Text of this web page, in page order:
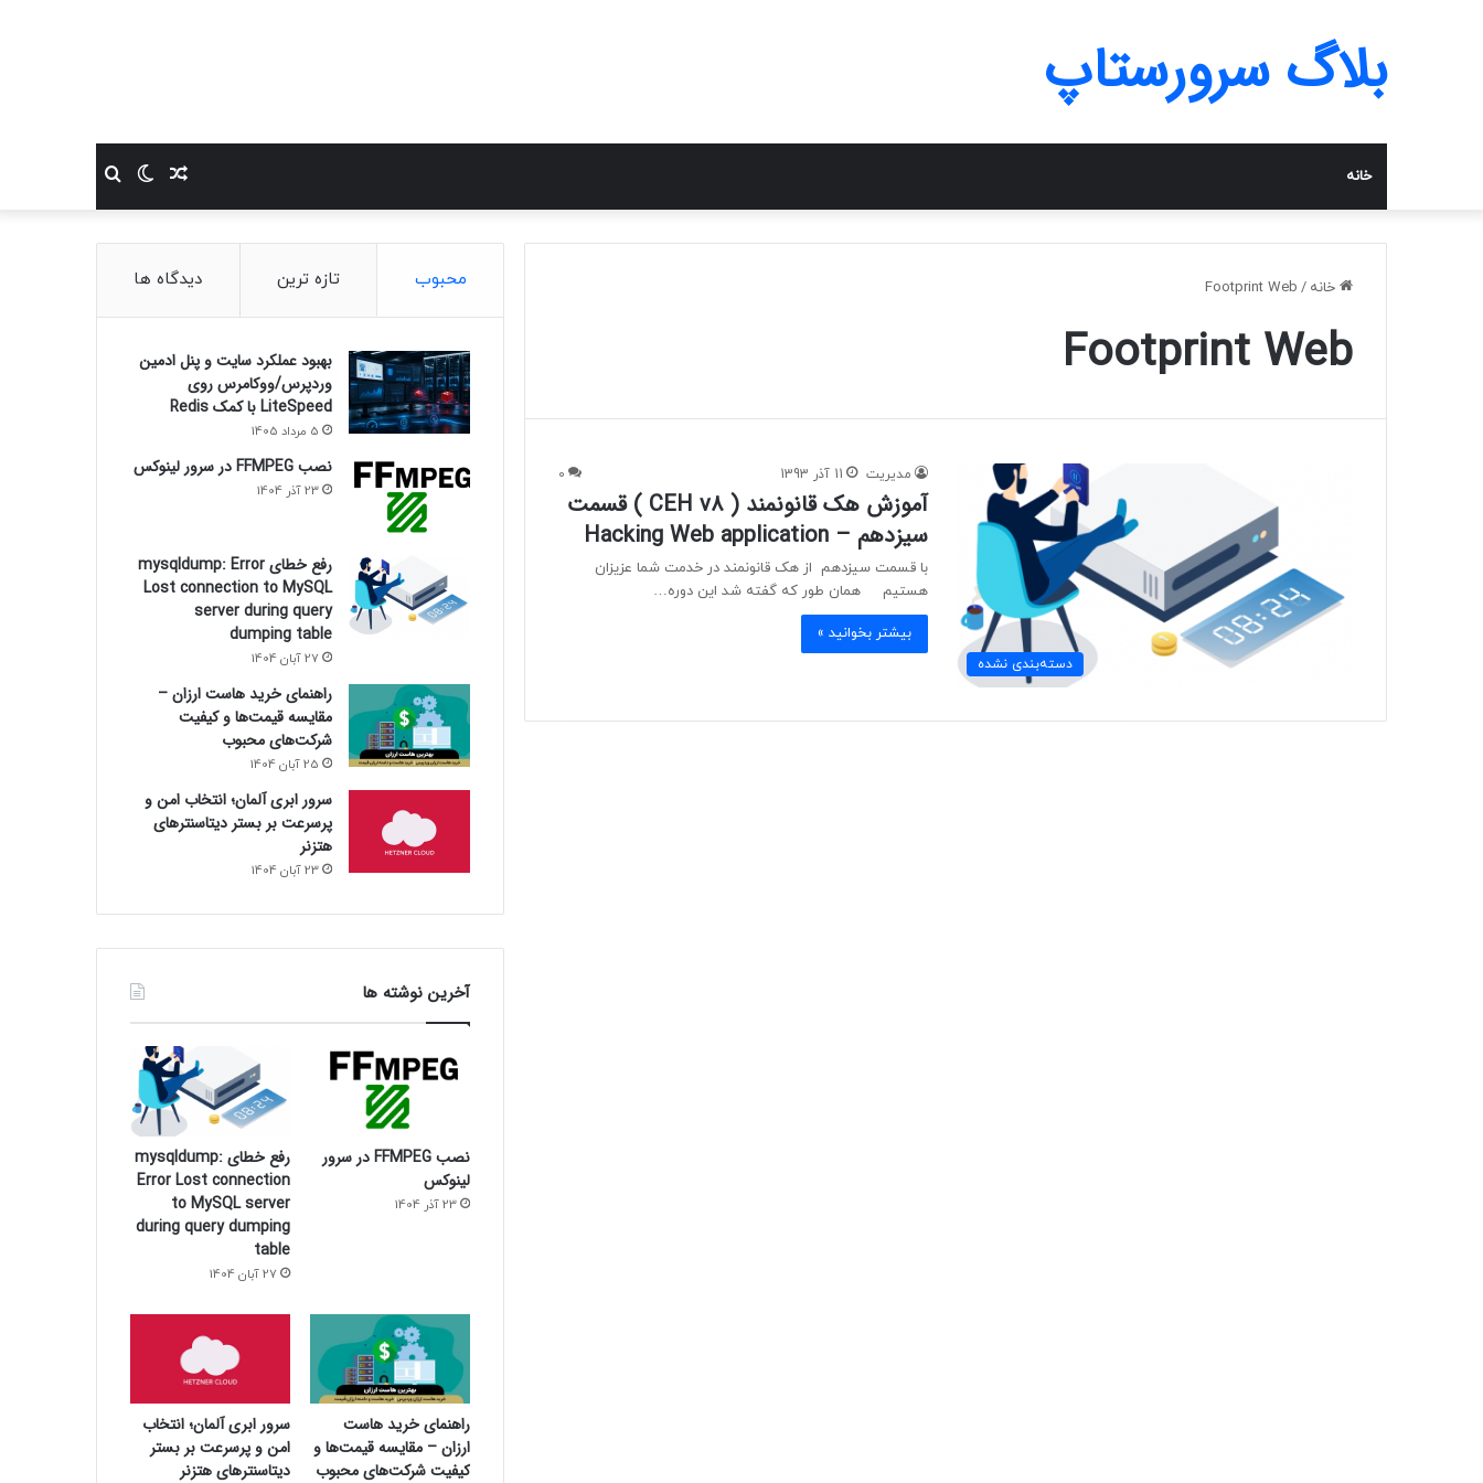
بلاگ سرورستاپ
خانه جستجو
برای
تغییر
پوسته
نوشته
تصادفی
خانه /
Footprint Web
Footprint Web
دسته‌بندی نشده
مدیریت 11 آذر 1393 0
آموزش هک قانونمند ( CEH v8 ) قسمت
سیزدهم – Hacking Web application
با قسمت سیزدهم از هک قانونمند در خدمت شما عزیزان
هستیم همان طور که گفته شد این دوره…
بیشتر بخوانید »
محبوب تازه ترین دیدگاه ها
بهبود عملکرد سایت و پنل ادمین
وردپرس/ووکامرس روی
LiteSpeed با کمک Redis
5 مرداد 1405
نصب FFMPEG در سرور لینوکس
23 آذر 1404
رفع خطای mysqldump: Error
Lost connection to MySQL
server during query
dumping table
27 آبان 1404
راهنمای خرید هاست ارزان –
مقایسه قیمت‌ها و کیفیت
شرکت‌های محبوب
25 آبان 1404
سرور ابری آلمان؛ انتخاب امن و
پرسرعت بر بستر دیتاسنترهای
هتزنر
23 آبان 1404
آخرین نوشته ها
نصب FFMPEG در سرور
لینوکس
23 آذر 1404
رفع خطای mysqldump:
Error Lost connection
to MySQL server
during query dumping
table
27 آبان 1404
راهنمای خرید هاست
ارزان – مقایسه قیمت‌ها و
کیفیت شرکت‌های محبوب
سرور ابری آلمان؛ انتخاب
امن و پرسرعت بر بستر
دیتاسنترهای هتزنر